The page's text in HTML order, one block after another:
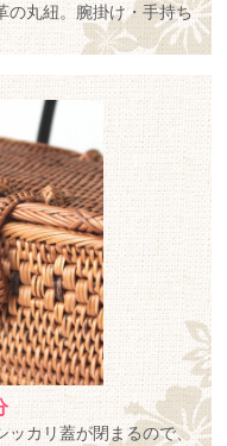
の丸紐。腕掛け・手持ち
ッカリ蓋が閉まるので、